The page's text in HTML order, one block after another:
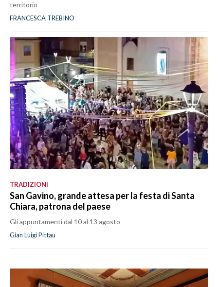
territorio
FRANCESCA TREBINO
TRADIZIONI
San Gavino, grande attesa per la festa di Santa
Chiara, patrona del paese
Gli appuntamenti dal 10 al 13 agosto
Gian Luigi Pittau